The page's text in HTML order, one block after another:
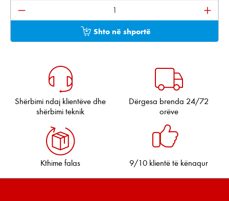
Sasia e produktit: Shkruani sasinë e dëshiruar
Shto në shportë
Shërbimi ndaj klientëve dhe
shërbimi teknik
Dërgesa brenda 24/72
orëve
Kthime falas 9/10 klientë të kënaqur